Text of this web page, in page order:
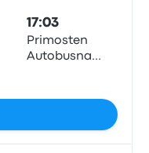
17:03
Primosten
Autobusna